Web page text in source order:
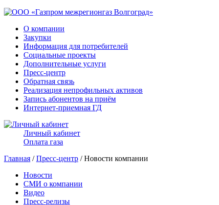
О компании
Закупки
Информация для потребителей
Социальные проекты
Дополнительные услуги
Пресс-центр
Обратная связь
Реализация непрофильных активов
Запись абонентов на приём
Интернет-приемная ГД
Личный кабинет
Оплата газа
Главная /Пресс-центр / Новости компании
Новости
СМИ о компании
Видео
Пресс-релизы